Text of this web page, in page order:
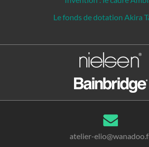
Le fonds de dotation Akira
atelier-